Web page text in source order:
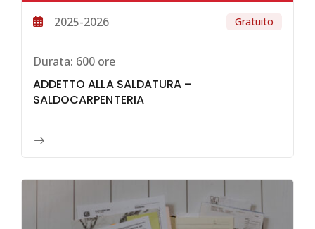
2025-2026
Gratuito
Durata: 600 ore
ADDETTO ALLA SALDATURA –
SALDOCARPENTERIA